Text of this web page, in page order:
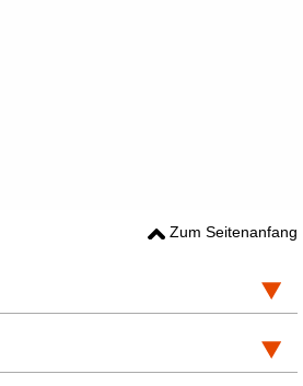
Zum Seitenanfang